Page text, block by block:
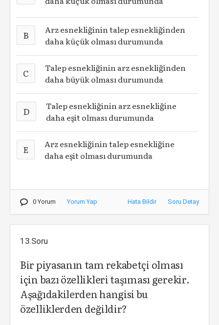
B
Arz esnekliğinin talep esnekliğinden
daha küçük olması durumunda
C
Talep esnekliğinin arz esnekliğinden
daha büyük olması durumunda
D
Talep esnekliğinin arz esnekliğine
daha eşit olması durumunda
E
Arz esnekliğinin talep esnekliğine
daha eşit olması durumunda
0 Yorum Yorum Yap Hata Bildir Soru Detay
13.Soru
Bir piyasanın tam rekabetçi olması
için bazı özellikleri taşıması gerekir.
Aşağıdakilerden hangisi bu
özelliklerden değildir?